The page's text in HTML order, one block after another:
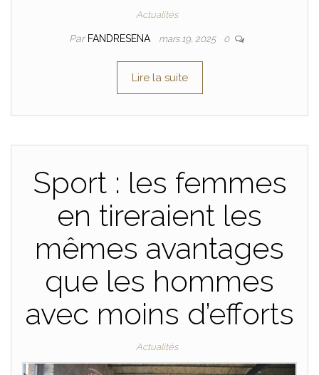
Actualités
Par FANDRESENA mars 19, 2025 0
Lire la suite
Sport : les femmes
en tireraient les
mêmes avantages
que les hommes
avec moins d’efforts
Actualités